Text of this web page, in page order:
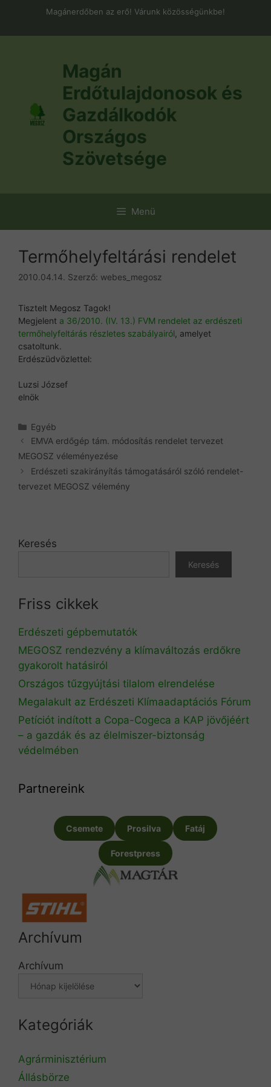
Magánerdőben az erő! Várunk közösségünkbe!
Magán
Erdőtulajdonosok és
Gazdálkodók
Országos
Szövetsége
Menü
Termőhelyfeltárási rendelet
2010.04.14. Szerző: webes_megosz
Tisztelt Megosz Tagok!
Megjelent a 36/2010. (IV. 13.) FVM rendelet az erdészeti
termőhelyfeltárás részletes szabályairól , amelyet
csatoltunk.
Erdészüdvözlettel:
Luzsi József
elnök
Kategória
Egyéb
EMVA erdőgép tám. módosítás rendelet tervezet
MEGOSZ véleményezése
Erdészeti szakirányítás támogatásáról szóló rendelet-
tervezet MEGOSZ vélemény
Keresés
Keresés
Friss cikkek
Erdészeti gépbemutatók
MEGOSZ rendezvény a klímaváltozás erdőkre
gyakorolt hatásiról
Országos tűzgyújtási tilalom elrendelése
Megalakult az Erdészeti Klímaadaptációs Fórum
Petíciót indított a Copa-Cogeca a KAP jövőjéért
– a gazdák és az élelmiszer-biztonság
védelmében
Partnereink
Csemete Prosilva Fatáj
Forestpress
Archívum
Archívum
Kategóriák
Agrárminisztérium
Állásbörze